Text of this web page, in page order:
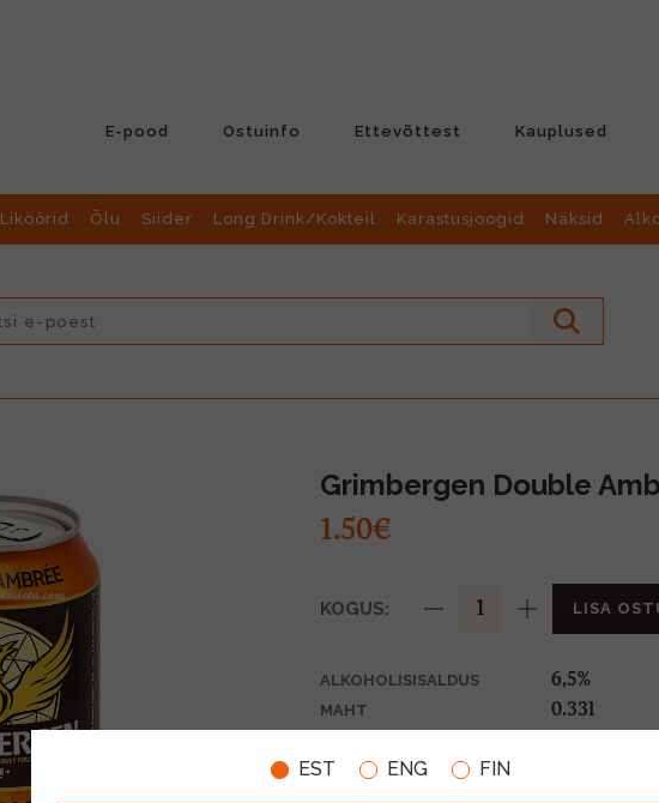
EST ENG FIN
E-pood Ostuinfo Ettevõttest Kauplused
Liköörid Õlu Siider Long Drink/Kokteil Karastusjoogid Näksid
Grimbergen Double
1.50€
KOGUS: LISA
ALKOHOLISISALDUS 6,5%
MAHT 0.33l
TOOTE LIIK